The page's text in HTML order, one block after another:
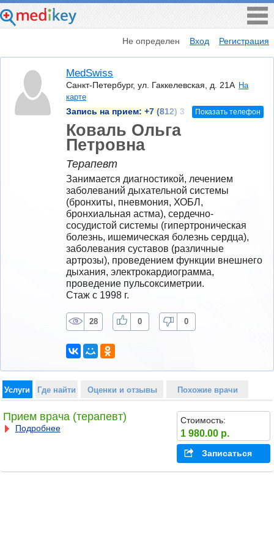
Не определен Вход Регистрация
MedSwiss
Санкт-Петербург, ул. Гаккелевская, д. 21А На
карте
Запись на прием: +7 (812) 3 Показать телефон
Коваль Ольга
Петровна
Терапевт
Занимается диагностикой, лечением
заболеваний дыхательной системы
(бронхиты, пневмония, ХОБЛ,
бронхиальная астма), сердечно-
сосудистой системы (гипертроническая
болезнь, ишемическая болезнь сердца),
заболевания суставов (различные
артрозы), проведением функции внешнего
дыхания, электрокардиограмма,
проведение пульсоксиметрии.
Стаж с 1998 г.
28 0 0
Услуги Где найти Оценки и отзывы Похожие врачи
Прием врача (терапевт)
Подробнее
Стоимость:
1 980.00 р.
Записаться